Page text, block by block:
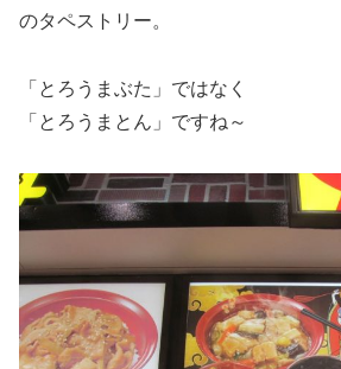
のタペストリー。
「とろうまぶた」ではなく
「とろうまとん」ですね～